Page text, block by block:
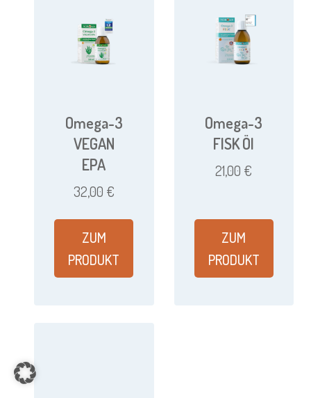
Omega-3
VEGAN
EPA
32,00 €
ZUM
PRODUKT
Omega-3
FISK Öl
21,00 €
ZUM
PRODUKT
0 items -